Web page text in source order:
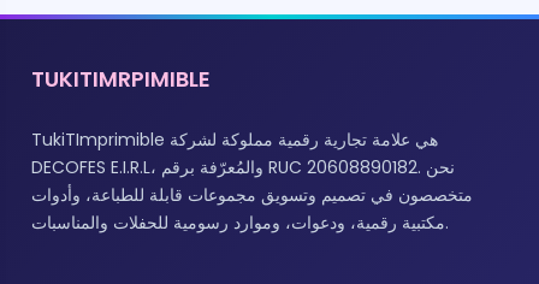
TUKITIMRPIMIBLE
TukiTImprimible هي علامة تجارية رقمية مملوكة لشركة
DECOFES E.I.R.L، والمُعرّفة برقم RUC 20608890182. نحن
متخصصون في تصميم وتسويق مجموعات قابلة للطباعة، وأدوات
مكتبية رقمية، ودعوات، وموارد رسومية للحفلات والمناسبات.